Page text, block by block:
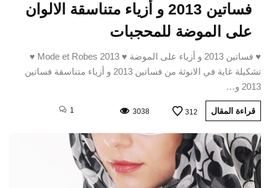
فساتين 2013 و أزياء متناسقة الالوان
على الموضة للمحجبات
♥ فساتين 2013 و أزياء على الموضة ♥ Mode et Robes 2013 ♥
تشكيلة غاية في الانوثة من فساتين 2013 و أزياء متناسقة فساتين
2013 و…
قراءة المقال 312
3038
1